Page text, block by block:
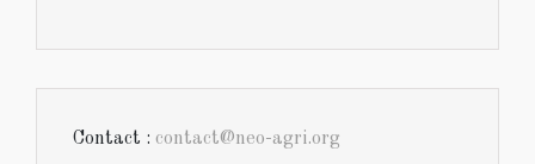
Contact : contact@neo-agri.org